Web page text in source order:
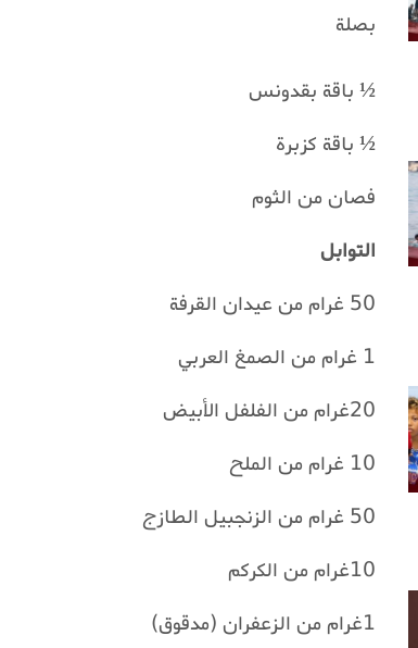
بصلة
½ باقة بقدونس
½ باقة كزبرة
فصان من الثوم
التوابل
50 غرام من عيدان القرفة
1 غرام من الصمغ العربي
20غرام من الفلفل الأبيض
10 غرام من الملح
50 غرام من الزنجبيل الطازج
10غرام من الكركم
1غرام من الزعفران (مدقوق)